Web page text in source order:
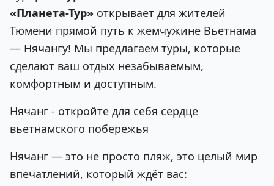
«Планета-Тур» открывает для жителей
Тюмени прямой путь к жемчужине Вьетнама
— Нячангу! Мы предлагаем туры, которые
сделают ваш отдых незабываемым,
комфортным и доступным.
Нячанг - откройте для себя сердце
вьетнамского побережья
Нячанг — это не просто пляж, это целый мир
впечатлений, который ждёт вас: